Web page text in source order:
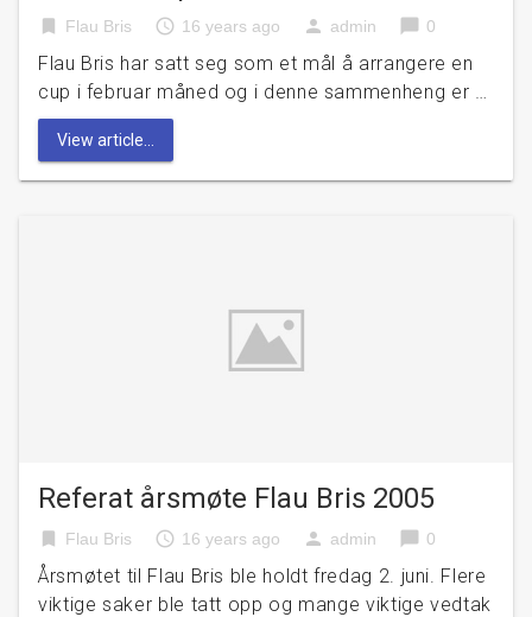
bookmark Flau Bris access_time 16 years ago person admin chat_bubble 0
Flau Bris har satt seg som et mål å arrangere en
cup i februar måned og i denne sammenheng er …
View article...
Referat årsmøte Flau Bris 2005
bookmark Flau Bris access_time 16 years ago person admin chat_bubble 0
Årsmøtet til Flau Bris ble holdt fredag 2. juni. Flere
viktige saker ble tatt opp og mange viktige vedtak